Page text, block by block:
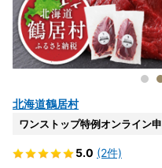
北海道鶴居村
ワンストップ特例オンライン
5.0 (2件)